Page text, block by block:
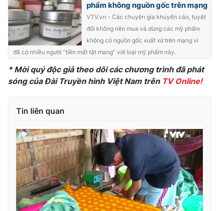
Photo Infographic
Video Shorts video
VTV Money VTV Thể thao
VTV4 Vươn mình bằng AI
VTV9 VTV8
Liên hệ tòa soạn English
phẩm không nguồn gốc trên mạng
VTV.vn - Các chuyên gia khuyến cáo, tuyệt
đối không nên mua và dùng các mỹ phẩm
không có nguồn gốc xuất xứ trên mạng vì
đã có nhiều người “tiền mất tật mang” với loại mỹ phẩm này.
* Mời quý độc giả theo dõi các chương trình đã phát
sóng của Đài Truyền hình Việt Nam trên TV Online!
Tin liên quan